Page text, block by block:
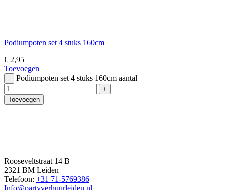
Podiumpoten set 4 stuks 160cm
€ 2,95
Toevoegen
Podiumpoten set 4 stuks 160cm aantal
Toevoegen
Rooseveltstraat 14 B
2321 BM Leiden
Telefoon: +31 71-5769386
Info@partyverhuurleiden.nl